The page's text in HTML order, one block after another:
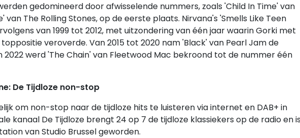
gedomineerd door afwisselende nummers, zoals 'Child In Time' van
van The Rolling Stones, op de eerste plaats. Nirvana's 'Smells Like Teen
van 1999 tot 2012, met uitzondering van één jaar waarin Gorki met
toppositie veroverde. Van 2015 tot 2020 nam 'Black' van Pearl Jam de
2022 werd 'The Chain' van Fleetwood Mac bekroond tot de nummer één
De Tijdloze non-stop
om non-stop naar de tijdloze hits te luisteren via internet en DAB+ in
kanaal De Tijdloze brengt 24 op 7 de tijdloze klassiekers op de radio en
van Studio Brussel geworden.